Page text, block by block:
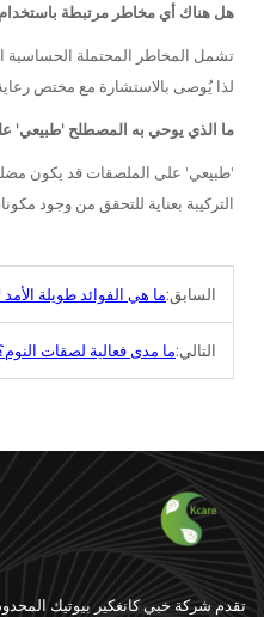
هل هناك أي مخاطر مرتبطة باستخدام
تشمل المخاطر المحتملة الحساسية
لذا يُوصى بالاستشارة مع مختص
ما الذي يوحي به المصطلح 'طبيعي'
'طبيعي' على الملصقات قد يكون
التركيبة بعناية للتحقق من وجود
السابق:ما هي الفوائد طويلة
التالي:ما مدى فعالية لصقات
تقدم شركة خبي كانغكير بيوتيك